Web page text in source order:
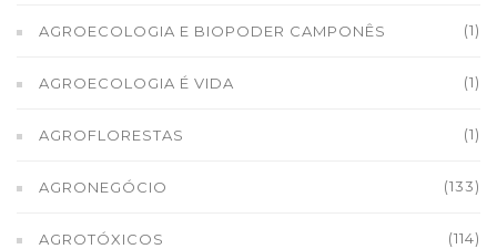
AGROECOLOGIA E BIOPODER CAMPONÊS (1)
AGROECOLOGIA É VIDA (1)
AGROFLORESTAS (1)
AGRONEGÓCIO (133)
AGROTÓXICOS (114)